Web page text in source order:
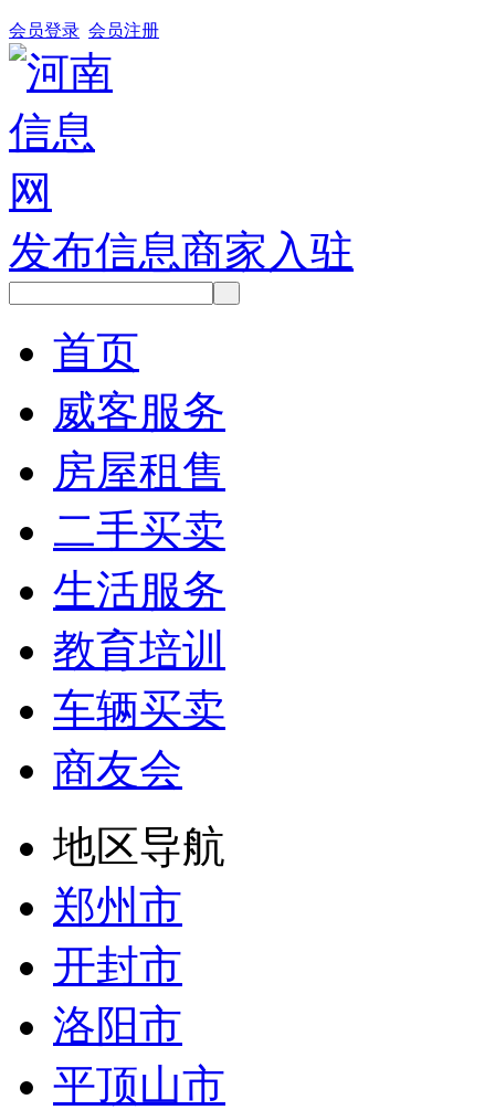
会员登录 会员注册
发布信息商家入驻
首页
威客服务
房屋租售
二手买卖
生活服务
教育培训
车辆买卖
商友会
地区导航
郑州市
开封市
洛阳市
平顶山市